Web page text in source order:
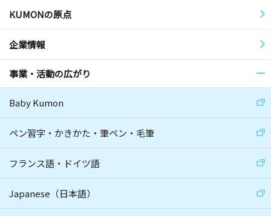
KUMONの原点
企業情報
事業・活動の広がり
Baby Kumon
ペン習字・かきかた・筆ペン・毛筆
フランス語・ドイツ語
Japanese（日本語）